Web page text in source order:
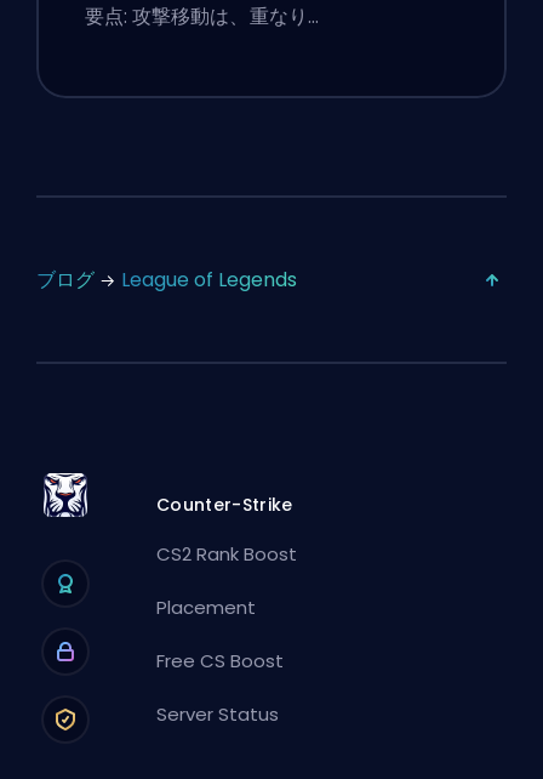
要点: 攻撃移動は、重なり…
ブログ League of Legends
Counter-Strike
CS2 Rank Boost
Placement
Free CS Boost
Server Status